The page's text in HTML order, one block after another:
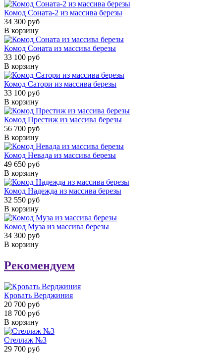
Комод Соната-2 из массива березы
34 300 руб
В корзину
Комод Соната из массива березы
33 100 руб
В корзину
Комод Сатори из массива березы
33 100 руб
В корзину
Комод Престиж из массива березы
56 700 руб
В корзину
Комод Невада из массива березы
49 650 руб
В корзину
Комод Надежда из массива березы
32 550 руб
В корзину
Комод Муза из массива березы
34 300 руб
В корзину
Рекомендуем
Кровать Верджиния
20 700 руб
18 700 руб
В корзину
Стеллаж №3
29 700 руб